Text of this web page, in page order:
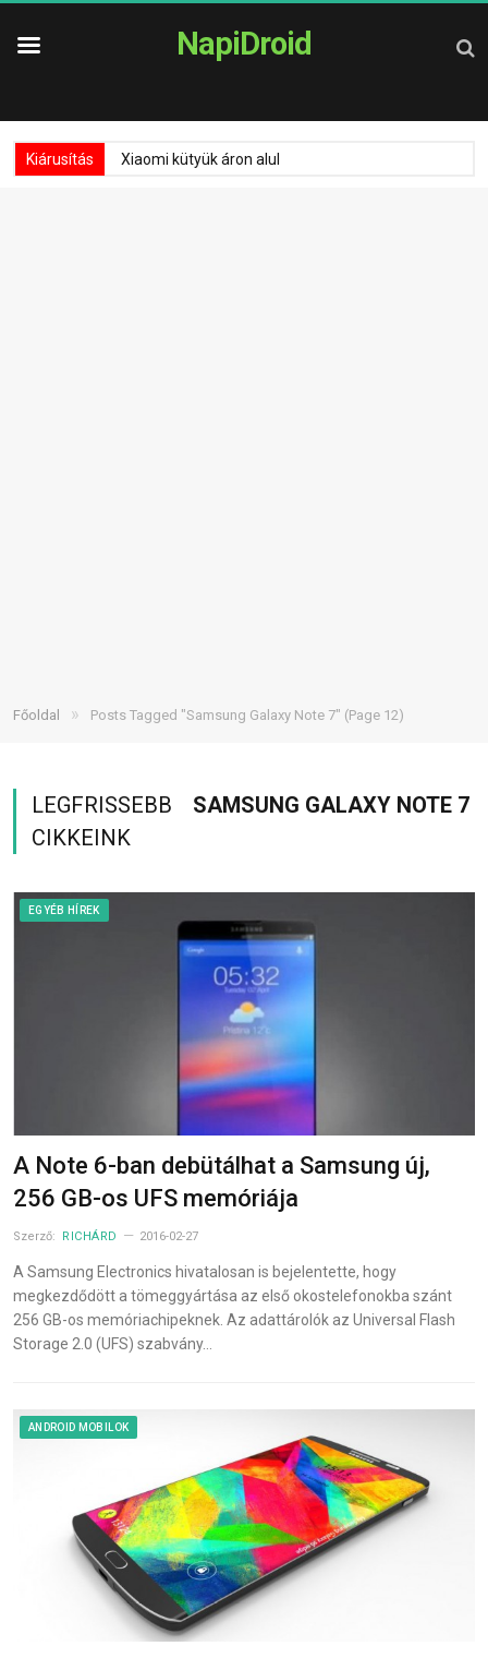
NapiDroid
Kiárusítás Xiaomi kütyük áron alul
Főoldal » Posts Tagged "Samsung Galaxy Note 7" (Page 12)
LEGFRISSEBB
SAMSUNG GALAXY NOTE 7
CIKKEINK
EGYÉB HÍREK
A Note 6-ban debütálhat a Samsung új,
256 GB-os UFS memóriája
Szerző: RICHÁRD 2016-02-27
A Samsung Electronics hivatalosan is bejelentette, hogy
megkezdődött a tömeggyártása az első okostelefonokba szánt
256 GB-os memóriachipeknek. Az adattárolók az Universal Flash
Storage 2.0 (UFS) szabvány…
ANDROID MOBILOK